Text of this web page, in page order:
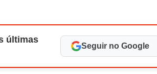
últimas
Seguir no Google